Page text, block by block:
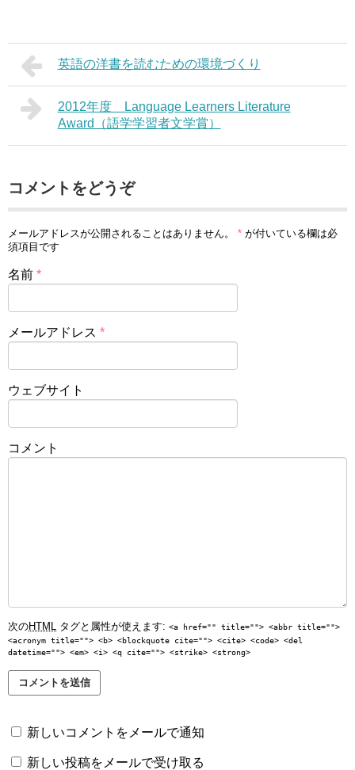
英語の洋書を読むための環境づくり
2012年度 Language Learners Literature
Award（語学学習者文学賞）
コメントをどうぞ
メールアドレスが公開されることはありません。 * が付いている欄は必
須項目です
名前 *
メールアドレス *
ウェブサイト
コメント
次のHTML タグと属性が使えます: <a href="" title=""> <abbr title="">
<acronym title=""> <b> <blockquote cite=""> <cite> <code> <del
datetime=""> <em> <i> <q cite=""> <strike> <strong>
新しいコメントをメールで通知
新しい投稿をメールで受け取る